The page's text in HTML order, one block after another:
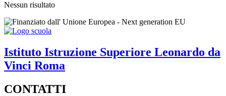
Nessun risultato
Istituto Istruzione Superiore Leonardo da
Vinci Roma
CONTATTI